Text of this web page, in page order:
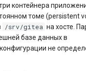
контейнера
томе (persistent
/srv/gitea на хосте.
базе данных в
не